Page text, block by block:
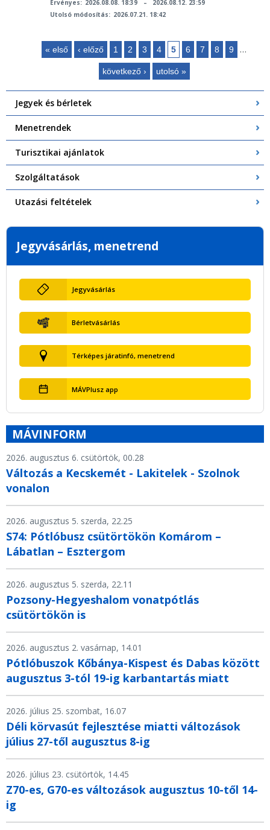
Érvényes: 2026.08.08. 18:39 –
2026.08.12. 23:59
Utolsó módosítás: 2026.07.21. 18:42
« első ‹ előző 1 2 3 4 5 6 7 8 9 …
következő › utolsó »
Jegyek és bérletek
Menetrendek
Turisztikai ajánlatok
Szolgáltatások
Utazási feltételek
Jegyvásárlás, menetrend
Jegyvásárlás
Bérletvásárlás
Térképes járatinfó, menetrend
MÁVPlusz app
MÁVINFORM
2026. augusztus 6. csütörtök, 00.28
Változás a Kecskemét - Lakitelek - Szolnok
vonalon
2026. augusztus 5. szerda, 22.25
S74: Pótlóbusz csütörtökön Komárom –
Lábatlan – Esztergom
2026. augusztus 5. szerda, 22.11
Pozsony-Hegyeshalom vonatpótlás
csütörtökön is
2026. augusztus 2. vasárnap, 14.01
Pótlóbuszok Kőbánya-Kispest és Dabas között
augusztus 3-tól 19-ig karbantartás miatt
2026. július 25. szombat, 16.07
Déli körvasút fejlesztése miatti változások
július 27-től augusztus 8-ig
2026. július 23. csütörtök, 14.45
Z70-es, G70-es változások augusztus 10-től 14-
ig